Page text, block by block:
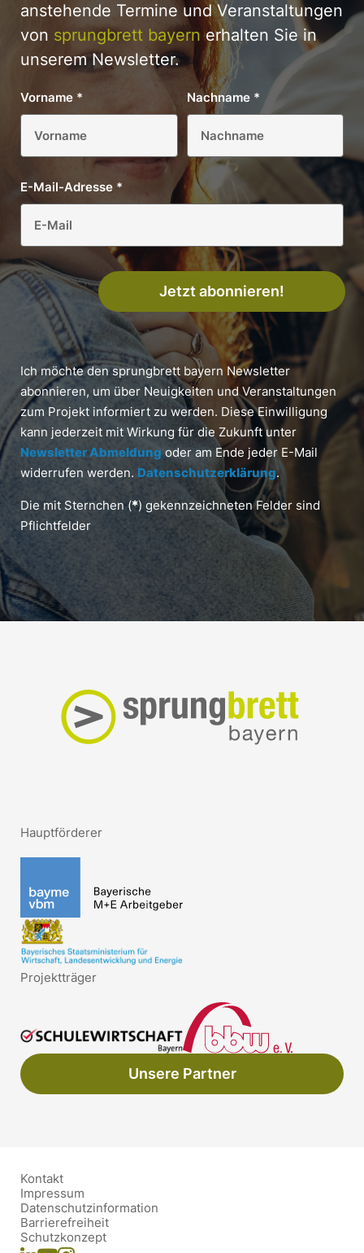
anstehende Termine und Veranstaltungen
von sprungbrett bayernerhalten Sie in
unserem Newsletter.
Vorname * Nachname *
E-Mail-Adresse *
Jetzt abonnieren!
Ich möchte den sprungbrett bayern Newsletter
abonnieren, um über Neuigkeiten und Veranstaltungen
zum Projekt informiert zu werden. Diese Einwilligung
kann jederzeit mit Wirkung für die Zukunft unter
Newsletter Abmeldung oder am Ende jeder E-Mail
widerrufen werden. Datenschutzerklärung.
Die mit Sternchen (*) gekennzeichneten Felder sind
Pflichtfelder
Hauptförderer
Projektträger
Unsere Partner
Kontakt
Impressum
Datenschutzinformation
Barrierefreiheit
Schutzkonzept